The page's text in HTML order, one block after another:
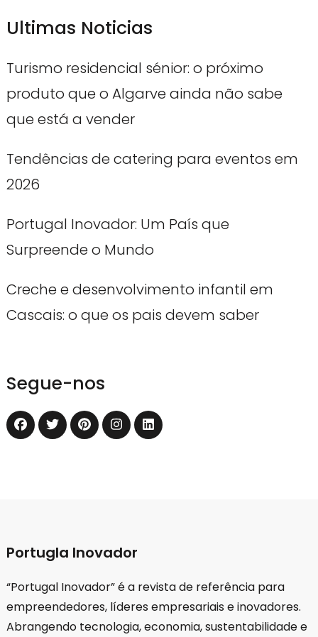
Ultimas Noticias
Turismo residencial sénior: o próximo
produto que o Algarve ainda não sabe
que está a vender
Tendências de catering para eventos em
2026
Portugal Inovador: Um País que
Surpreende o Mundo
Creche e desenvolvimento infantil em
Cascais: o que os pais devem saber
Segue-nos
Portugla Inovador
“Portugal Inovador” é a revista de referência para
empreendedores, líderes empresariais e inovadores.
Abrangendo tecnologia, economia, sustentabilidade e